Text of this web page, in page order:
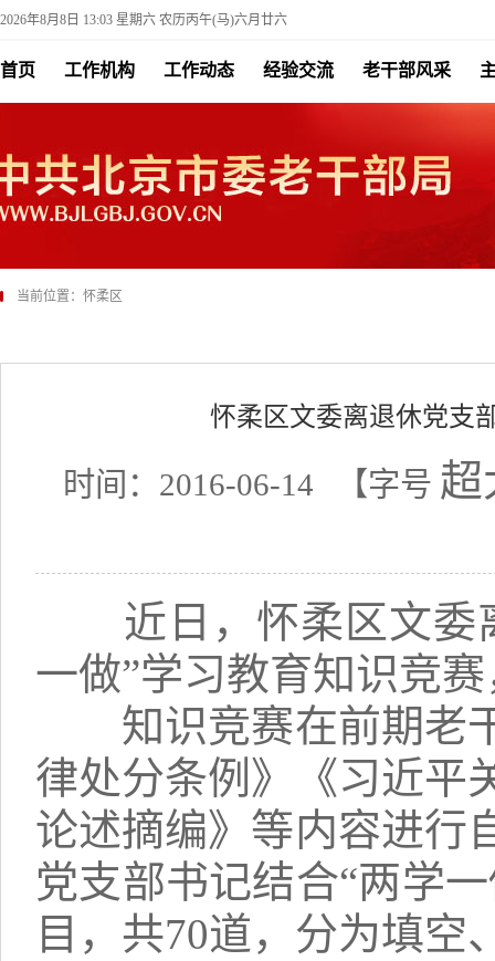
2026年8月8日 13:03 星期六 农历丙午(马)六月廿六
首页 工作机构 工作动态 经验交流 老干部风采
当前位置： 怀柔区
怀柔区文委离退休党支
时间：2016-06-14 【字号 超
近日，怀柔区文委
一做”学习教育知识竞
知识竞赛在前期老干
律处分条例》《习近平
论述摘编》等内容进行
党支部书记结合“两学
目，共70道，分为填空